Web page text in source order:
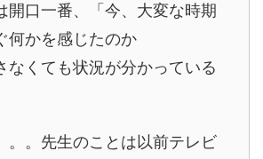
開口一番、「今、大変な時期
何かを感じたのか
なくても状況が分かっている
。。先生のことは以前テレビ